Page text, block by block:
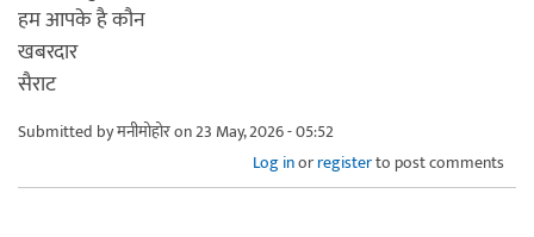
हम आपके है कौन
खबरदार
सैराट
Submitted byमनीमोहोरon 23 May, 2026 - 05:52
Log inorregisterto post comments